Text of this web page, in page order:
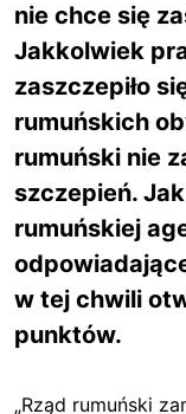
nie chce się
Jakkolwiek
zaszczepiło
rumuńskich
rumuński nie
szczepień.
rumuńskiej
w tej chwili
punktów.
„Rząd rumuński